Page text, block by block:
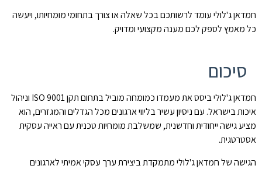
חמדאן ג'לולי עומד לרשותכם בכל שאלה או צורך בתחומי מומחיותו, ויעשה
כל מאמץ לספק לכם מענה מקצועי ומדויק.
סיכום
חמדאן ג'לולי ביסס את מעמדו כמומחה מוביל בתחום תקן ISO 9001 וניהול
איכות בישראל. עם ניסיון עשיר בליווי ארגונים מכל הגדלים והמגזרים, הוא
מציע גישה ייחודית וחדשנית, שמשלבת מומחיות טכנית עם ראייה עסקית
אסטרטגית.
הגישה של חמדאן ג'לולי מתמקדת ביצירת ערך עסקי אמיתי לארגונים